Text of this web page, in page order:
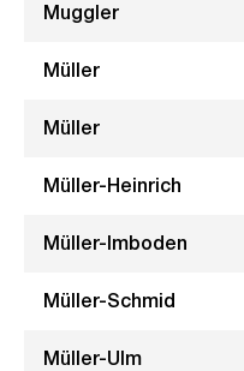
Muggler
Müller
Müller
Müller-Heinrich
Müller-Imboden
Müller-Schmid
Müller-Ulm